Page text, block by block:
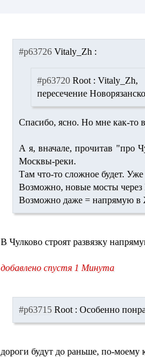
#p63726 Vitaly_Zh :
#p63720 Root : Vitaly_Zh,
пересечение
Спасибо, ясно. Но мне как-то
А я, вначале, прочитав "про
Москвы-реки.
Там что-то сложное будет.
Возможно, новые мосты через
Возможно даже = напрямую в
В Чулково строят развязку
добавлено спустя 1 Минута
#p63715 Root : Особенно
дороги будут до раньше, по-моему